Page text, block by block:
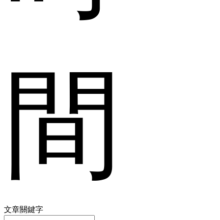
間
文章關鍵字